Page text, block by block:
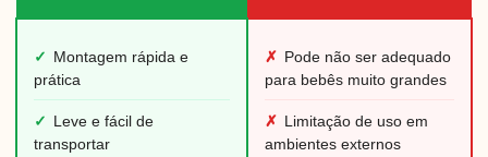
✓
Montagem rápida e
prática
✓
Leve e fácil de
transportar
✗ Pode não ser adequado
para bebês muito grandes
✗ Limitação de uso em
ambientes externos